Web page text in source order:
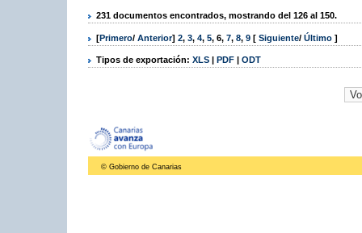
231 documentos encontrados, mostrando del 126 al 150.
[Primero/ Anterior] 2, 3, 4, 5, 6, 7, 8, 9 [ Siguiente/ Último ]
Tipos de exportación: XLS | PDF | ODT
© Gobierno de Canarias